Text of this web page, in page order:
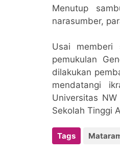
Menutup
narasumber,
Usai memberi
pemukulan
dilakukan
mendatangi
Universitas
Sekolah Tinggi
Tags